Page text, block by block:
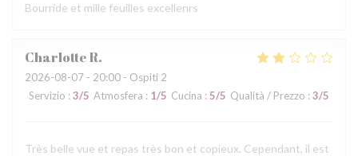
Bourride et mille feuilles excellenrs
CharlotteR
2026-08-07 - 20:00 - Ospiti 2
Servizio : 3/5 Atmosfera : 1/5 Cucina : 5/5 Qualità / Prezzo : 3/5
Très belle vue et repas très bon et copieux. Cependant, il est